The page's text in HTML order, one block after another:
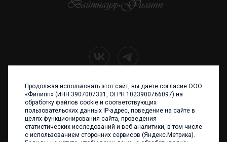
+7 (4012) 960 898
236017 Калининград,
ул. Каштановая аллея, 47
Телефон: +7 4012 960 898,
+7 4012 960 856
Продолжая использовать этот сайт, вы даете согласие ООО
«Филипп» (ИНН 3907007331, ОГРН 1023900766097) на
обработку файлов cookie и соответствующих
пользовательских данных IP-адрес, поведение на сайте в
целях функционирования сайта, проведения
статистических исследований и веб-аналитики, в том числе
с использованием сторонних сервисов (Яндекс.Метрика).